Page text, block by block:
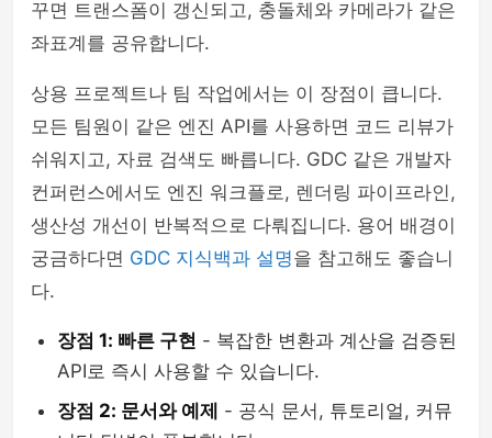
꾸면 트랜스폼이 갱신되고, 충돌체와 카메라가 같은
좌표계를 공유합니다.
상용 프로젝트나 팀 작업에서는 이 장점이 큽니다.
모든 팀원이 같은 엔진 API를 사용하면 코드 리뷰가
쉬워지고, 자료 검색도 빠릅니다. GDC 같은 개발자
컨퍼런스에서도 엔진 워크플로, 렌더링 파이프라인,
생산성 개선이 반복적으로 다뤄집니다. 용어 배경이
궁금하다면 GDC 지식백과 설명을 참고해도 좋습니
다.
장점 1: 빠른 구현 - 복잡한 변환과 계산을 검증된
API로 즉시 사용할 수 있습니다.
장점 2: 문서와 예제 - 공식 문서, 튜토리얼, 커뮤